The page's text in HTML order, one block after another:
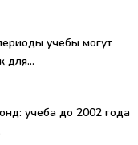
учебы могут
для...
учеба до 2002 года